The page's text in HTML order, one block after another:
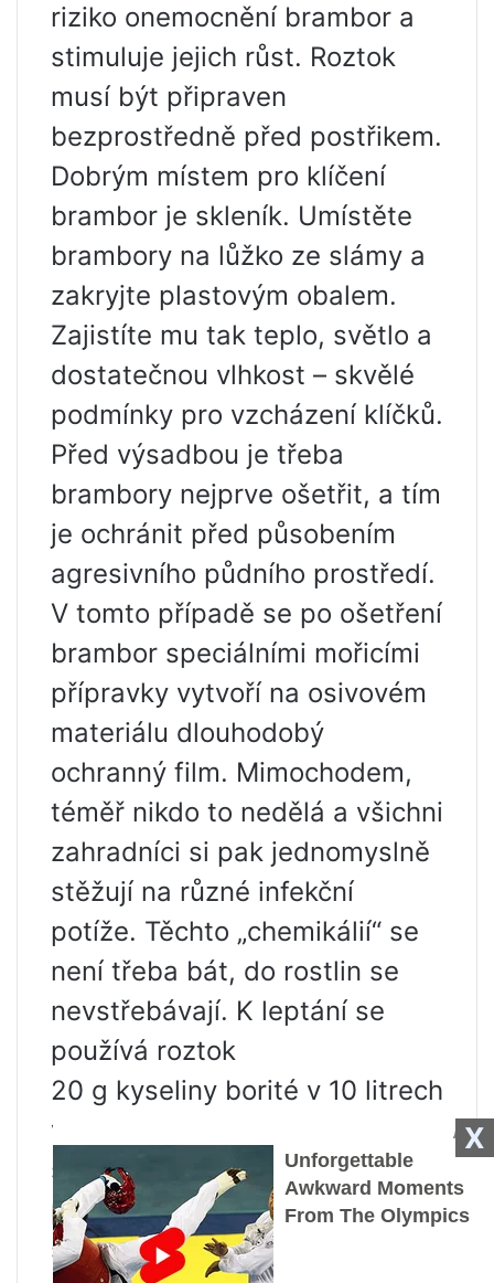
X
riziko onemocnění brambor a
stimuluje jejich růst. Roztok
musí být připraven
bezprostředně před postřikem.
Dobrým místem pro klíčení
brambor je skleník. Umístěte
brambory na lůžko ze slámy a
zakryjte plastovým obalem.
Zajistíte mu tak teplo, světlo a
dostatečnou vlhkost – skvělé
podmínky pro vzcházení klíčků.
Před výsadbou je třeba
brambory nejprve ošetřit, a tím
je ochránit před působením
agresivního půdního prostředí.
V tomto případě se po ošetření
brambor speciálními mořicími
přípravky vytvoří na osivovém
materiálu dlouhodobý
ochranný film. Mimochodem,
téměř nikdo to nedělá a všichni
zahradníci si pak jednomyslně
stěžují na různé infekční
potíže. Těchto „chemikálií“ se
není třeba bát, do rostlin se
nevstřebávají. K leptání se
používá roztok
20 g kyseliny borité v 10 litrech
vody. Hlízy v košících nebo
sítích se na několik sekund
ponoří do roztoku a poté se
suší.